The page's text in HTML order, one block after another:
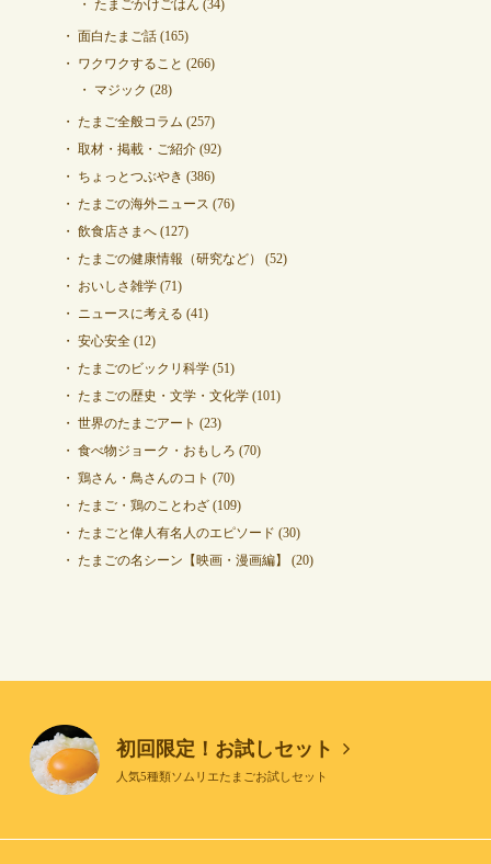
たまごかけごはん (34)
面白たまご話(165)
ワクワクすること (266)
マジック (28)
たまご全般コラム (257)
取材・掲載・ご紹介(92)
ちょっとつぶやき (386)
たまごの海外ニュース (76)
飲食店さまへ(127)
たまごの健康情報（研究など）
(52)
おいしさ雑学(71)
ニュースに考える (41)
安心安全(12)
たまごのビックリ科学(51)
たまごの歴史・文学・文化学(101)
世界のたまごアート (23)
食べ物ジョーク・おもしろ (70)
鶏さん・鳥さんのコト (70)
たまご・鶏のことわざ(109)
たまごと偉人有名人のエピソード (30)
たまごの名シーン【映画・漫画編】
(20)
初回限定！お試しセット
人気5種類ソムリエたまごお試しセット